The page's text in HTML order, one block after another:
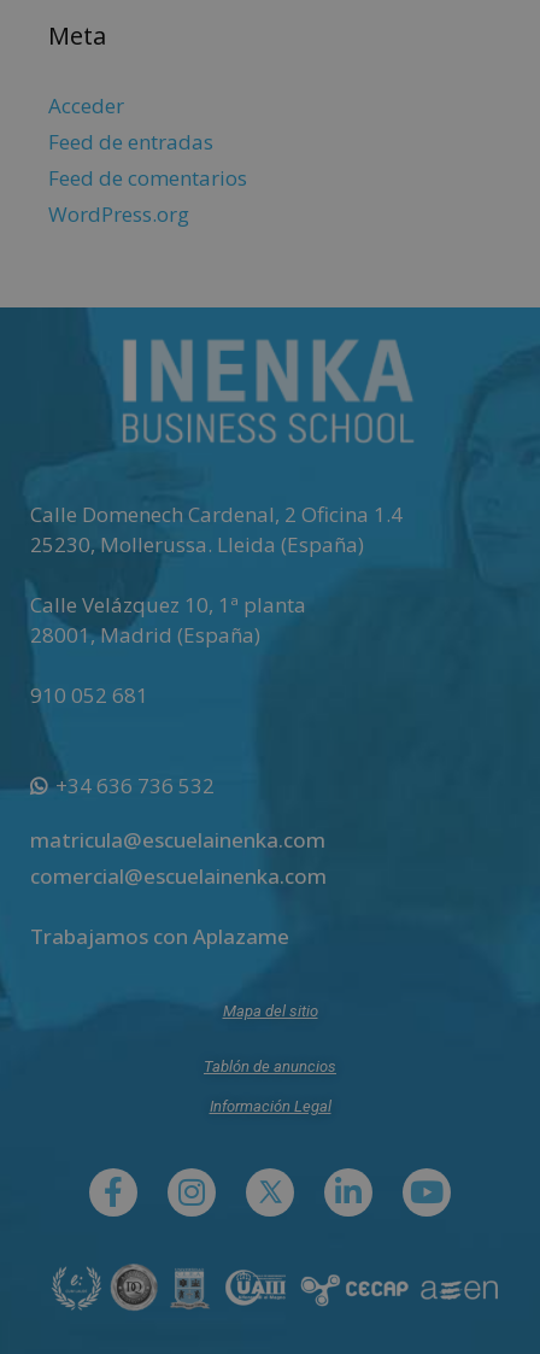
Meta
Acceder
Feed de entradas
Feed de comentarios
WordPress.org
Calle Domenech Cardenal, 2 Oficina 1.4
25230, Mollerussa. Lleida (España)
Calle Velázquez 10, 1ª planta
28001,Madrid (España)
910 052 681
+34 636 736 532
matricula@escuelainenka.com
comercial@escuelainenka.com
Trabajamos con Aplazame
Mapa del sitio
Tablón de anuncios
Información Legal